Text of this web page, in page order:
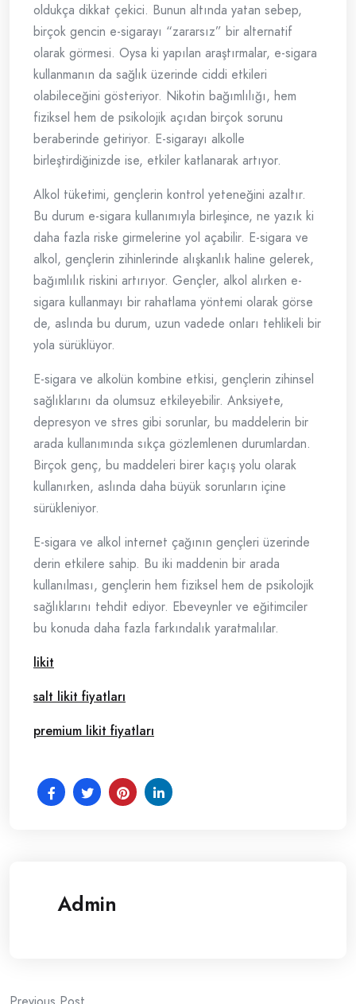
oldukça dikkat çekici. Bunun altında yatan sebep,
birçok gencin e-sigarayı “zararsız” bir alternatif
olarak görmesi. Oysa ki yapılan araştırmalar, e-sigara
kullanmanın da sağlık üzerinde ciddi etkileri
olabileceğini gösteriyor. Nikotin bağımlılığı, hem
fiziksel hem de psikolojik açıdan birçok sorunu
beraberinde getiriyor. E-sigarayı alkolle
birleştirdiğinizde ise, etkiler katlanarak artıyor.
Alkol tüketimi, gençlerin kontrol yeteneğini azaltır.
Bu durum e-sigara kullanımıyla birleşince, ne yazık ki
daha fazla riske girmelerine yol açabilir. E-sigara ve
alkol, gençlerin zihinlerinde alışkanlık haline gelerek,
bağımlılık riskini artırıyor. Gençler, alkol alırken e-
sigara kullanmayı bir rahatlama yöntemi olarak görse
de, aslında bu durum, uzun vadede onları tehlikeli bir
yola sürüklüyor.
E-sigara ve alkolün kombine etkisi, gençlerin zihinsel
sağlıklarını da olumsuz etkileyebilir. Anksiyete,
depresyon ve stres gibi sorunlar, bu maddelerin bir
arada kullanımında sıkça gözlemlenen durumlardan.
Birçok genç, bu maddeleri birer kaçış yolu olarak
kullanırken, aslında daha büyük sorunların içine
sürükleniyor.
E-sigara ve alkol internet çağının gençleri üzerinde
derin etkilere sahip. Bu iki maddenin bir arada
kullanılması, gençlerin hem fiziksel hem de psikolojik
sağlıklarını tehdit ediyor. Ebeveynler ve eğitimciler
bu konuda daha fazla farkındalık yaratmalılar.
likit
salt likit fiyatları
premium likit fiyatları
Admin